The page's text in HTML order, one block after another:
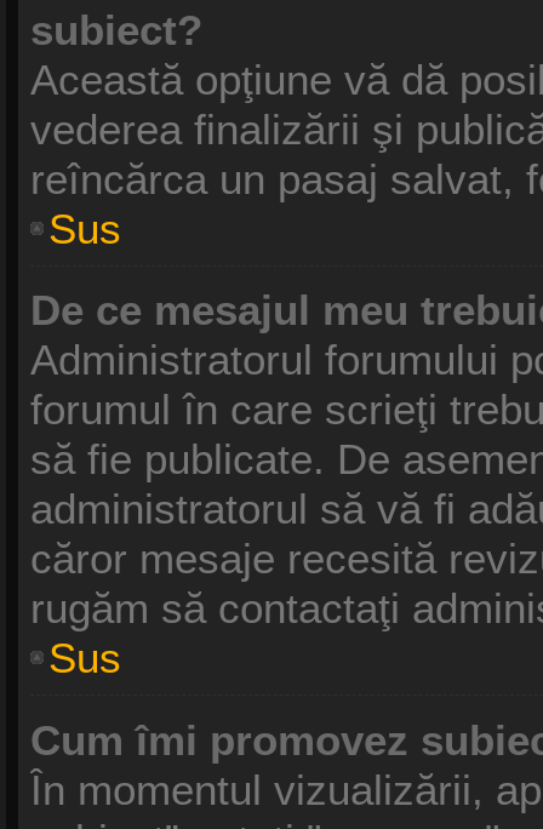
subiect?
Această opţiune vă dă
vederea finalizării şi
reîncărca un pasaj salvat,
Sus
De ce mesajul meu
Administratorul forumului
forumul în care scrieţi
să fie publicate. De
administratorul să vă fi
căror mesaje recesită
rugăm să contactaţi
Sus
Cum îmi promovez
În momentul vizualizării,